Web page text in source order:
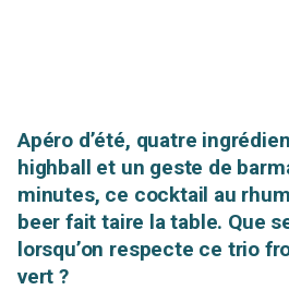
Apéro d’été, quatre
highball et un geste de
minutes, ce cocktail au
beer fait taire la table. Que
lorsqu’on respecte ce trio
vert ?